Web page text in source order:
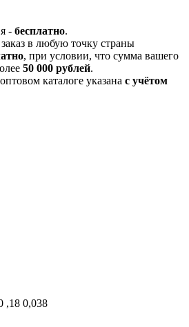
- бесплатно.
в любую точку страны
, при условии, что сумма вашего
50 000 рублей.
каталоге указана с учётом
,18 0,038